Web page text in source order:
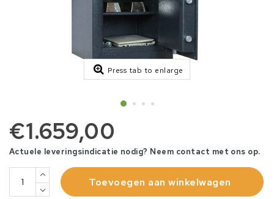
Press tab to enlarge
€1.659,00
Actuele leveringsindicatie nodig? Neem contact met ons op.
Toevoegen aan winkelwagen